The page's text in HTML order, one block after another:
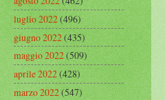
luglio 2022(496)
giugno 2022(435)
maggio 2022(509)
aprile 2022(428)
marzo 2022(547)